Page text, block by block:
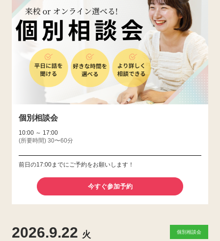
個別相談会
10:00 ～ 17:00
(所要時間) 30〜60分
前日の17:00までにご予約をお願いします！
今すぐ参加予約
2026.9.22 火 個別相談会